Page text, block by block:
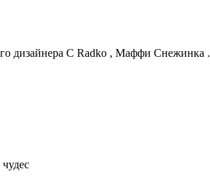
дизайнера C Radko , Маффи Снежинка .